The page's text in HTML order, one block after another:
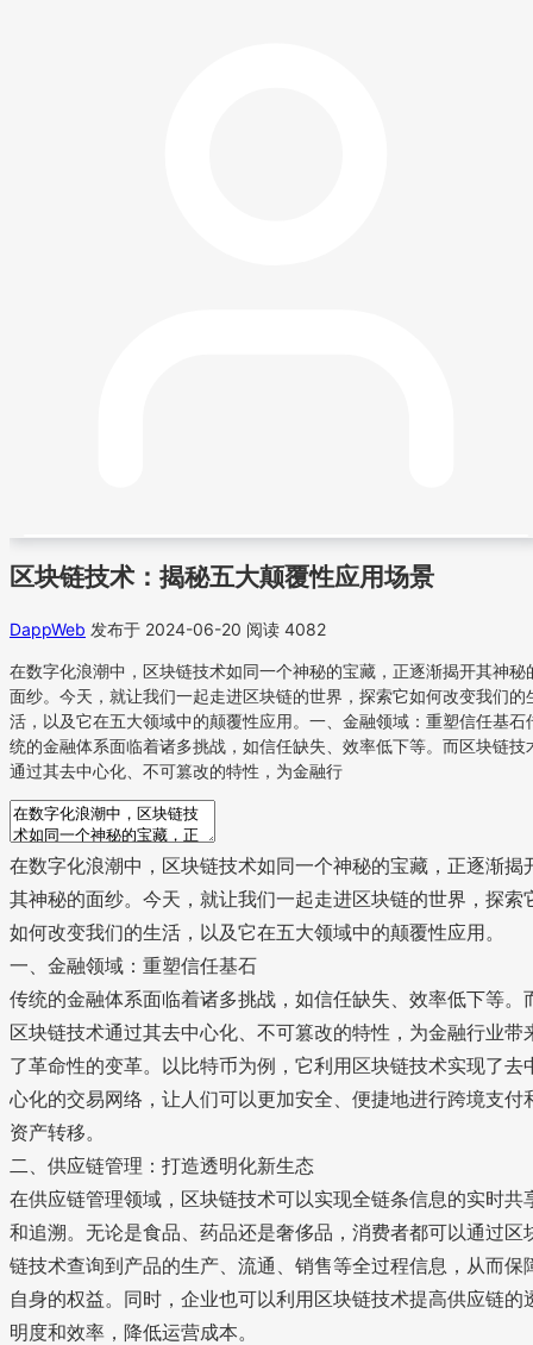
区块链技术：揭秘五大颠覆性应用场景
DappWeb 发布于 2024-06-20 阅读 4082
在数字化浪潮中，区块链技术如同一个神秘的宝藏，正逐渐揭开其神秘
面纱。今天，就让我们一起走进区块链的世界，探索它如何改变我们的
活，以及它在五大领域中的颠覆性应用。一、金融领域：重塑信任基石
统的金融体系面临着诸多挑战，如信任缺失、效率低下等。而区块链技
通过其去中心化、不可篡改的特性，为金融行
在数字化浪潮中，区块链技术如同一个神秘的宝藏，正逐渐揭
其神秘的面纱。今天，就让我们一起走进区块链的世界，探索
如何改变我们的生活，以及它在五大领域中的颠覆性应用。
一、金融领域：重塑信任基石
传统的金融体系面临着诸多挑战，如信任缺失、效率低下等。
区块链技术通过其去中心化、不可篡改的特性，为金融行业带
了革命性的变革。以比特币为例，它利用区块链技术实现了去
心化的交易网络，让人们可以更加安全、便捷地进行跨境支付
资产转移。
二、供应链管理：打造透明化新生态
在供应链管理领域，区块链技术可以实现全链条信息的实时共
和追溯。无论是食品、药品还是奢侈品，消费者都可以通过区
链技术查询到产品的生产、流通、销售等全过程信息，从而保
自身的权益。同时，企业也可以利用区块链技术提高供应链的
明度和效率，降低运营成本。